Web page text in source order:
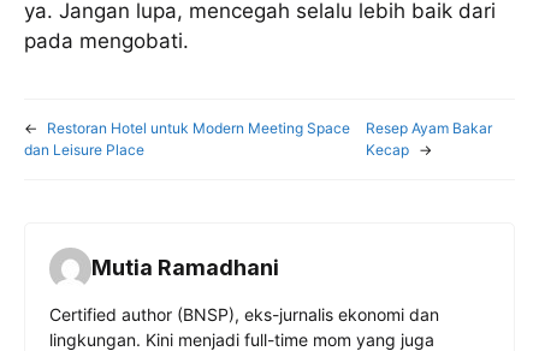
ya. Jangan lupa, mencegah selalu lebih baik dari
pada mengobati.
←
Restoran Hotel untuk Modern Meeting Space
dan Leisure Place
Resep Ayam Bakar
Kecap →
Mutia Ramadhani
Certified author (BNSP), eks-jurnalis ekonomi dan
lingkungan. Kini menjadi full-time mom yang juga